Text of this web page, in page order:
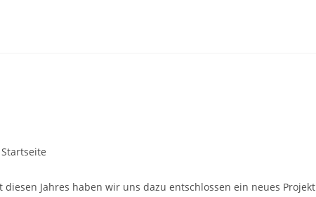
Jahres haben wir uns dazu entschlossen ein neues Projekt